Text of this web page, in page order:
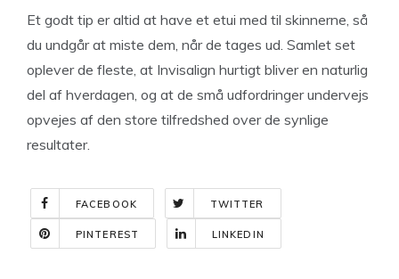
Et godt tip er altid at have et etui med til skinnerne, så
du undgår at miste dem, når de tages ud. Samlet set
oplever de fleste, at Invisalign hurtigt bliver en naturlig
del af hverdagen, og at de små udfordringer undervejs
opvejes af den store tilfredshed over de synlige
resultater.
FACEBOOK TWITTER
PINTEREST LINKEDIN